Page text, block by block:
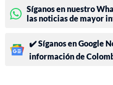
Síganos en nuestro
las noticias de mayor
✔️ Síganos en Google
información de